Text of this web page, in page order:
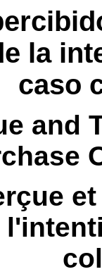
la
caso
and